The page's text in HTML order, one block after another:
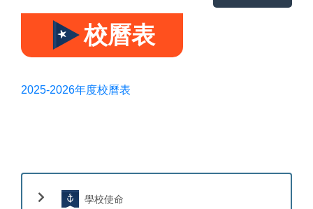
學校使命
校曆表
2025-2026年度校曆表